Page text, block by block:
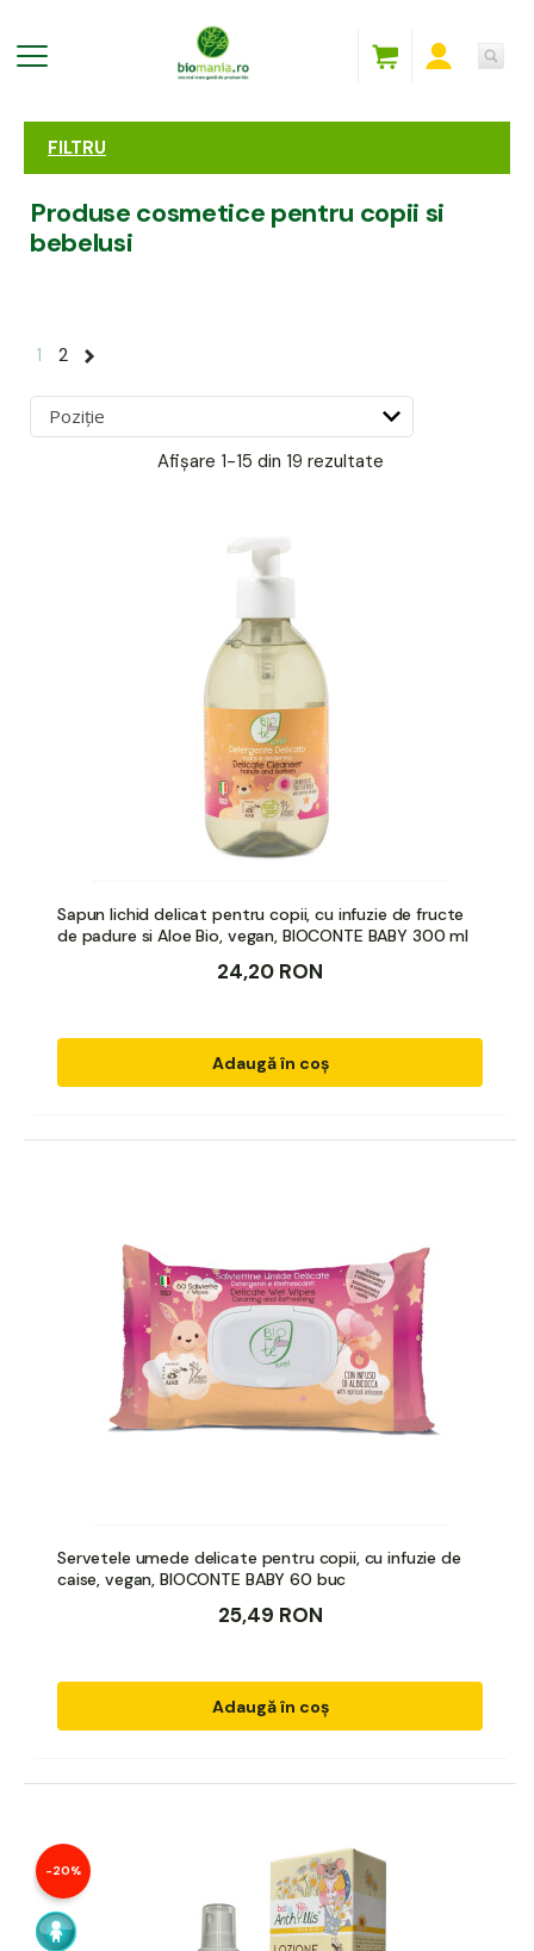
FILTRU
Produse cosmetice pentru copii si
bebelusi
1 2
Afișare 1-15 din 19 rezultate
Sapun lichid delicat pentru copii, cu infuzie de fructe
de padure si Aloe Bio, vegan, BIOCONTE BABY 300 ml
24,20 RON
Adaugă în coș
Servetele umede delicate pentru copii, cu infuzie de
caise, vegan, BIOCONTE BABY 60 buc
25,49 RON
Adaugă în coș
-20%